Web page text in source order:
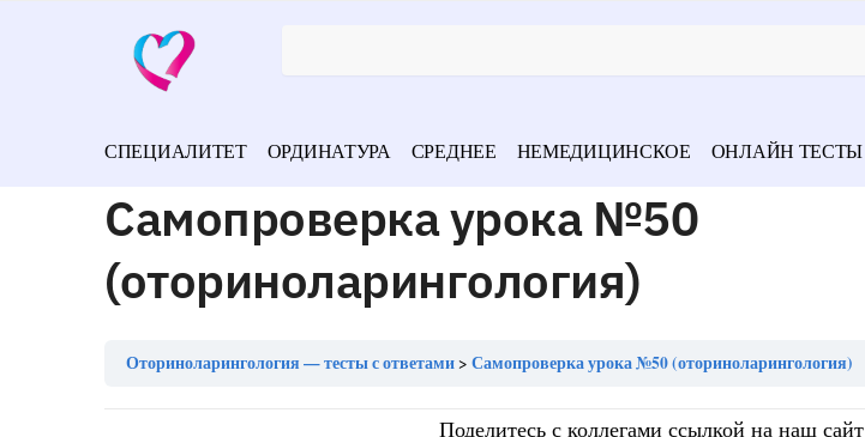
СПЕЦИАЛИТЕТ ОРДИНАТУРА СРЕДНЕЕ НЕМЕДИЦИНСКОЕ ОНЛАЙН ТЕСТЫ
Самопроверка урока №50
(оториноларингология)
Оториноларингология — тесты с ответами Самопроверка урока №50 (оториноларингология)
Поделитесь с коллегами ссылкой на наш сайт